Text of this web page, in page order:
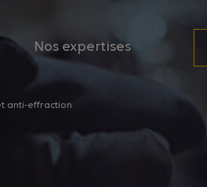
Nos expertises
anti-effraction